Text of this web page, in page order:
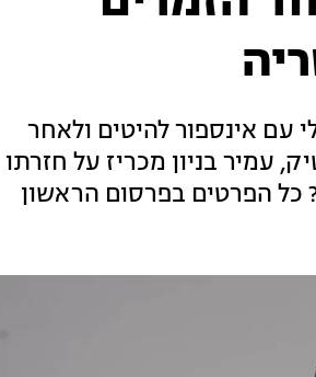
אינספור להיטים ולאחר
עמיר בניון מכריז על חזרתו
כל הפרטים בפרסום הראשון